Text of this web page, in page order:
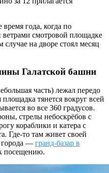
года, когда по
смотровой площадке
на дворе стоял месяц
Галатской башни
часть) лежал передо
тянется вокруг всей
во все 360 градусов.
стрелы небоскрёбов с
кораблики и катера с
Где-то там живет своей
— гранд-базар в
посещению.